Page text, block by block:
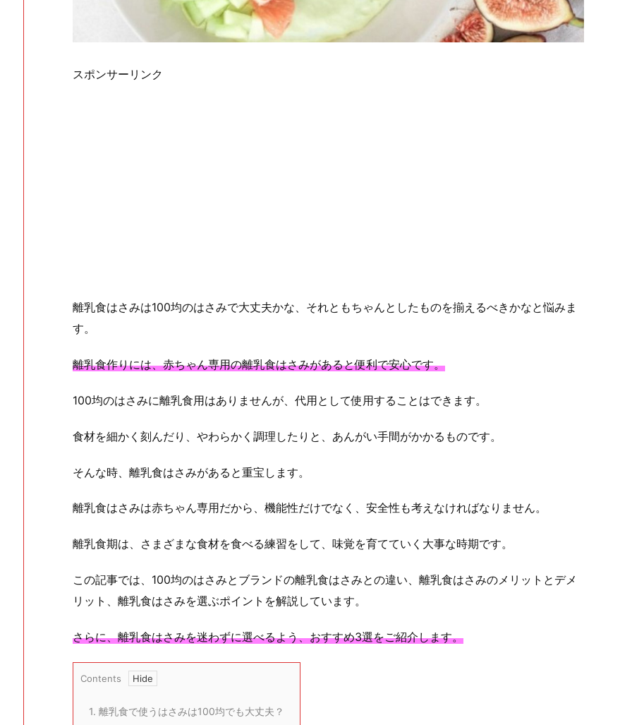
スポンサーリンク
離乳食はさみは100均のはさみで大丈夫かな、それともちゃんとしたものを揃えるべきかなと悩みま
す。
離乳食作りには、赤ちゃん専用の離乳食はさみがあると便利で安心です。
100均のはさみに離乳食用はありませんが、代用として使用することはできます。
食材を細かく刻んだり、やわらかく調理したりと、あんがい手間がかかるものです。
そんな時、離乳食はさみがあると重宝します。
離乳食はさみは赤ちゃん専用だから、機能性だけでなく、安全性も考えなければなりません。
離乳食期は、さまざまな食材を食べる練習をして、味覚を育てていく大事な時期です。
この記事では、100均のはさみとブランドの離乳食はさみとの違い、離乳食はさみのメリットとデメ
リット、離乳食はさみを選ぶポイントを解説しています。
さらに、離乳食はさみを迷わずに選べるよう、おすすめ3選をご紹介します。
Contents
1. 離乳食で使うはさみは100均でも大丈夫？